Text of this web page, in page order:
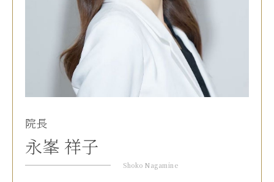
院長
永峯 祥子
Shoko Nagamine